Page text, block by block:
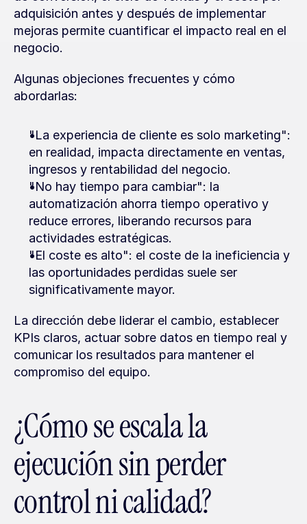
adquisición antes y después de implementar
mejoras permite cuantificar el impacto real en el
negocio.
Algunas objeciones frecuentes y cómo
abordarlas:
"La experiencia de cliente es solo marketing":
en realidad, impacta directamente en ventas,
ingresos y rentabilidad del negocio.
"No hay tiempo para cambiar": la
automatización ahorra tiempo operativo y
reduce errores, liberando recursos para
actividades estratégicas.
"El coste es alto": el coste de la ineficiencia y
las oportunidades perdidas suele ser
significativamente mayor.
La dirección debe liderar el cambio, establecer
KPIs claros, actuar sobre datos en tiempo real y
comunicar los resultados para mantener el
compromiso del equipo.
¿Cómo se escala la
ejecución sin perder
control ni calidad?